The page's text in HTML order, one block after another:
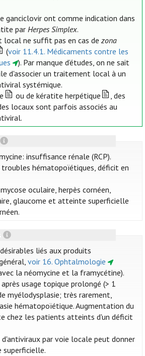
ganciclovir ont comme indication dans
parHerpes Simplex.
local ne suffit pas en cas dezona
(voir 11.4.1. Médicaments contre les
). Par manque d’études, on ne sait
d'associer un traitement local à un
systémique.
ou de kératite herpétique
, des
locaux sont parfois associés au
insuffisance rénale (RCP).
hématopoïétiques, déficit en
oculaire, herpès cornéen,
glaucome et atteinte superficielle
liés aux produits
voir 16. Ophtalmologie
la néomycine et la framycétine).
usage topique prolongé (> 1
myélodysplasie; très rarement,
hématopoïétique. Augmentation du
chez les patients atteints d'un déficit
par voie locale peut donner
superficielle.